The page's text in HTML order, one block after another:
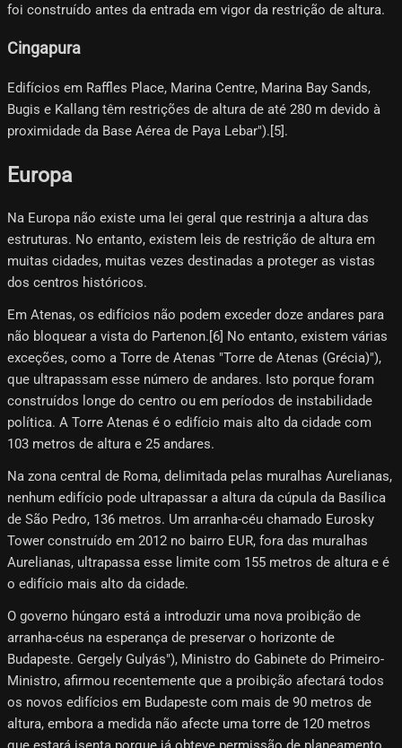
foi construído antes da entrada em vigor da restrição de altura.
Cingapura
Edifícios em Raffles Place, Marina Centre, Marina Bay Sands,
Bugis e Kallang têm restrições de altura de até 280 m devido à
proximidade da Base Aérea de Paya Lebar").[5]​.
Europa
Na Europa não existe uma lei geral que restrinja a altura das
estruturas. No entanto, existem leis de restrição de altura em
muitas cidades, muitas vezes destinadas a proteger as vistas
dos centros históricos.
Em Atenas, os edifícios não podem exceder doze andares para
não bloquear a vista do Partenon.[6] No entanto, existem várias
exceções, como a Torre de Atenas "Torre de Atenas (Grécia)"),
que ultrapassam esse número de andares. Isto porque foram
construídos longe do centro ou em períodos de instabilidade
política. A Torre Atenas é o edifício mais alto da cidade com
103 metros de altura e 25 andares.
Na zona central de Roma, delimitada pelas muralhas Aurelianas,
nenhum edifício pode ultrapassar a altura da cúpula da Basílica
de São Pedro, 136 metros. Um arranha-céu chamado Eurosky
Tower construído em 2012 no bairro EUR, fora das muralhas
Aurelianas, ultrapassa esse limite com 155 metros de altura e é
o edifício mais alto da cidade.
O governo húngaro está a introduzir uma nova proibição de
arranha-céus na esperança de preservar o horizonte de
Budapeste. Gergely Gulyás"), Ministro do Gabinete do Primeiro-
Ministro, afirmou recentemente que a proibição afectará todos
os novos edifícios em Budapeste com mais de 90 metros de
altura, embora a medida não afecte uma torre de 120 metros